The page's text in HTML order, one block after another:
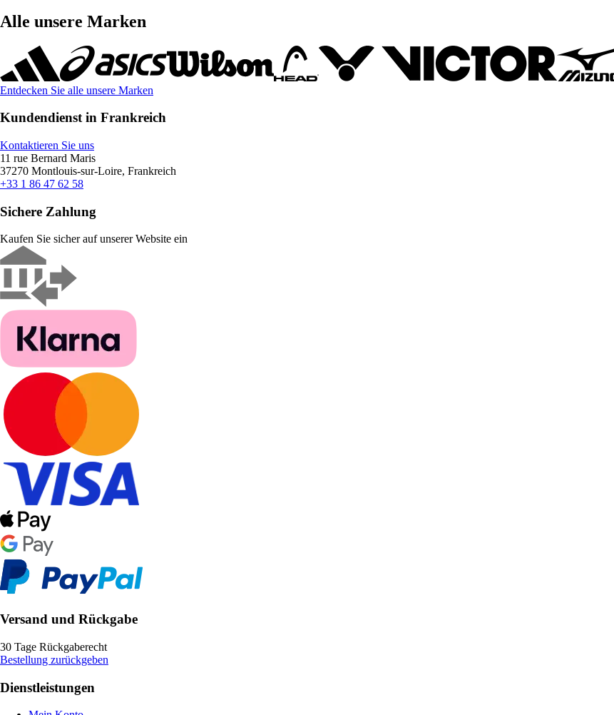
Alle unsere Marken
Entdecken Sie alle unsere Marken
Kundendienst in Frankreich
Kontaktieren Sie uns
11 rue Bernard Maris
37270 Montlouis-sur-Loire, Frankreich
+33 1 86 47 62 58
Sichere Zahlung
Kaufen Sie sicher auf unserer Website ein
Versand und Rückgabe
30 Tage Rückgaberecht
Bestellung zurückgeben
Dienstleistungen